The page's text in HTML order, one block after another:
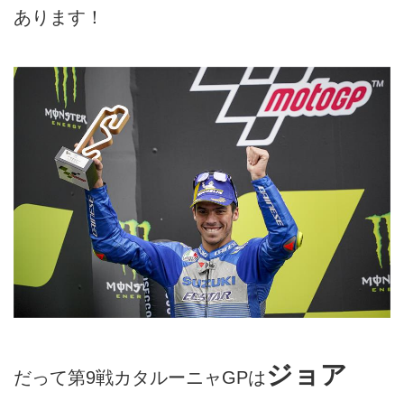
あります！
だって第9戦カタルーニャGPは ジョア